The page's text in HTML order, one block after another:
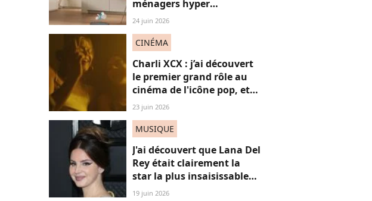
ménagers hyper
performants
24 juin 2026
CINÉMA
Charli XCX : j’ai découvert
le premier grand rôle au
cinéma de l'icône pop, et
c'est un vrai OVNI
23 juin 2026
MUSIQUE
J'ai découvert que Lana Del
Rey était clairement la
star la plus insaisissable
de la pop, et voici
19 juin 2026